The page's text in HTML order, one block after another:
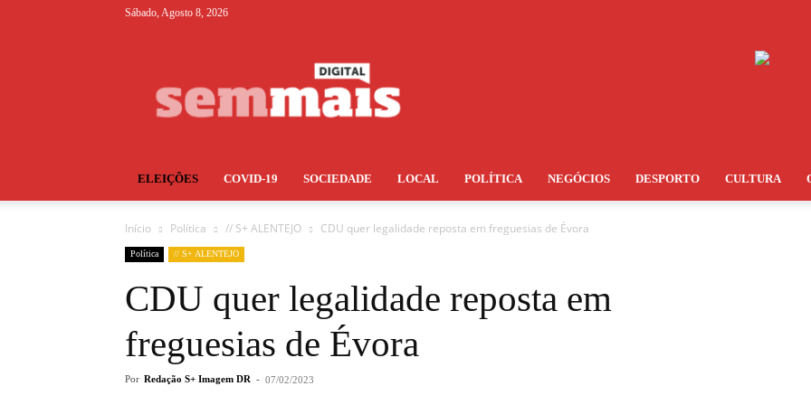
Sábado, Agosto 8, 2026
ELEIÇÕES COVID-19 SOCIEDADE LOCAL POLÍTICA NEGÓCIOS DESPORTO CULTURA
Início Política // S+ ALENTEJO CDU quer legalidade reposta em freguesias de Évora
Política // S+ ALENTEJO
CDU quer legalidade reposta em
freguesias de Évora
Por Redação S+ Imagem DR - 07/02/2023